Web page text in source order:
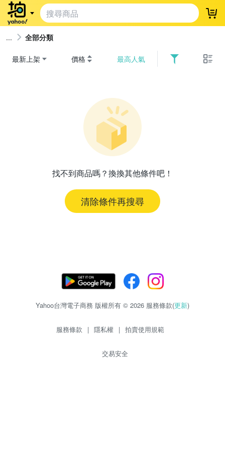
登
全部分類
最新上架 價格 最高人氣
找不到商品嗎？換換其他條件吧！
清除條件再搜尋
Yahoo台灣電子商務 版權所有 © 2026 服務條款(更新)
服務條款 | 隱私權 | 拍賣使用規範
交易安全